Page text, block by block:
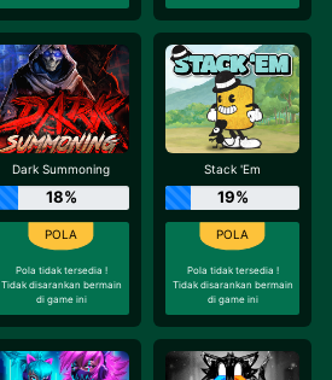
Dark Summoning
18%
Pola tidak tersedia !
Tidak disarankan bermain
di game ini
Stack 'Em
19%
Pola tidak tersedia !
Tidak disarankan bermain
di game ini